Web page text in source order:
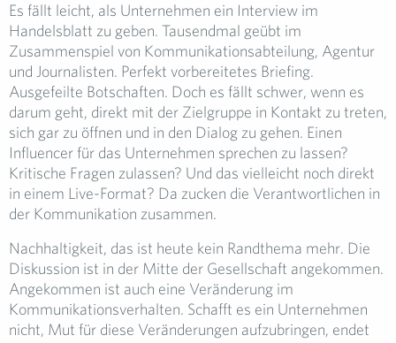
Es fällt leicht, als Unternehmen ein Interview im
Handelsblatt zu geben. Tausendmal geübt im
Zusammenspiel von Kommunikationsabteilung, Agentur
und Journalisten. Perfekt vorbereitetes Briefing.
Ausgefeilte Botschaften. Doch es fällt schwer, wenn es
darum geht, direkt mit der Zielgruppe in Kontakt zu treten,
sich gar zu öffnen und in den Dialog zu gehen. Einen
Influencer für das Unternehmen sprechen zu lassen?
Kritische Fragen zulassen? Und das vielleicht noch direkt
in einem Live-Format? Da zucken die Verantwortlichen in
der Kommunikation zusammen.
Nachhaltigkeit, das ist heute kein Randthema mehr. Die
Diskussion ist in der Mitte der Gesellschaft angekommen.
Angekommen ist auch eine Veränderung im
Kommunikationsverhalten. Schafft es ein Unternehmen
nicht, Mut für diese Veränderungen aufzubringen, endet